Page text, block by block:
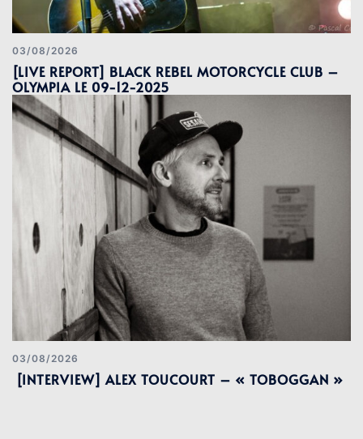
03/08/2026
[LIVE REPORT] BLACK REBEL MOTORCYCLE CLUB –
OLYMPIA LE 09-12-2025
03/08/2026
[INTERVIEW] ALEX TOUCOURT – « TOBOGGAN »